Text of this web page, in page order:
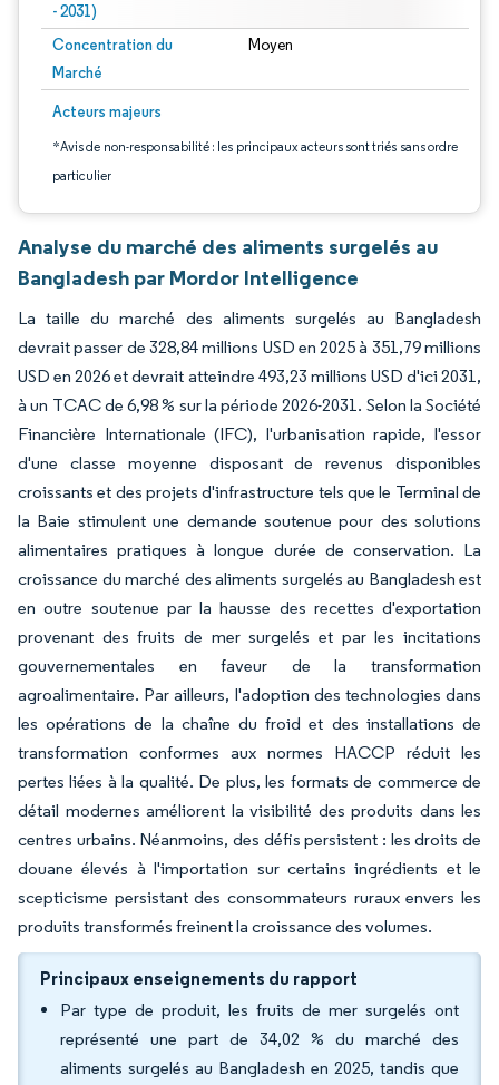
- 2031)
Concentration du
Marché
Moyen
Acteurs majeurs
*Avis de non-responsabilité : les principaux acteurs sont triés sans ordre
particulier
Image © Mordor Intelligence. La réutilisation nécessite une attribution sous CC
Analyse du marché des aliments surgelés au
Bangladesh par Mordor Intelligence
La taille du marché des aliments surgelés au Bangladesh
devrait passer de 328,84 millions USD en 2025 à 351,79 millions
USD en 2026 et devrait atteindre 493,23 millions USD d'ici 2031,
à un TCAC de 6,98 % sur la période 2026-2031. Selon la Société
Financière Internationale (IFC), l'urbanisation rapide, l'essor
d'une classe moyenne disposant de revenus disponibles
croissants et des projets d'infrastructure tels que le Terminal de
la Baie stimulent une demande soutenue pour des solutions
alimentaires pratiques à longue durée de conservation. La
croissance du marché des aliments surgelés au Bangladesh est
en outre soutenue par la hausse des recettes d'exportation
provenant des fruits de mer surgelés et par les incitations
gouvernementales en faveur de la transformation
agroalimentaire. Par ailleurs, l'adoption des technologies dans
les opérations de la chaîne du froid et des installations de
transformation conformes aux normes HACCP réduit les
pertes liées à la qualité. De plus, les formats de commerce de
détail modernes améliorent la visibilité des produits dans les
centres urbains. Néanmoins, des défis persistent : les droits de
douane élevés à l'importation sur certains ingrédients et le
scepticisme persistant des consommateurs ruraux envers les
produits transformés freinent la croissance des volumes.
Principaux enseignements du rapport
Par type de produit, les fruits de mer surgelés ont
représenté une part de 34,02 % du marché des
aliments surgelés au Bangladesh en 2025, tandis que